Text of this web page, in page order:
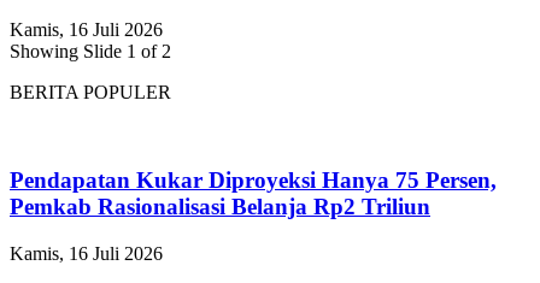
Kamis, 16 Juli 2026
Showing Slide 1 of 2
BERITA POPULER
Pendapatan Kukar Diproyeksi Hanya 75 Persen,
Pemkab Rasionalisasi Belanja Rp2 Triliun
Kamis, 16 Juli 2026